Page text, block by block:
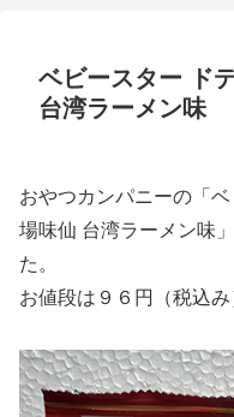
ベビースター ド
台湾ラーメン味
おやつカンパニーの「
場味仙 台湾ラーメン味
た。
お値段は９６円（税込み